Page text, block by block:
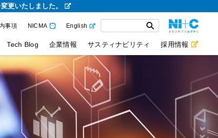
更いたしました。
事項 NICMA English
Tech Blog 企業情報 サスティナビリティ 採用情報